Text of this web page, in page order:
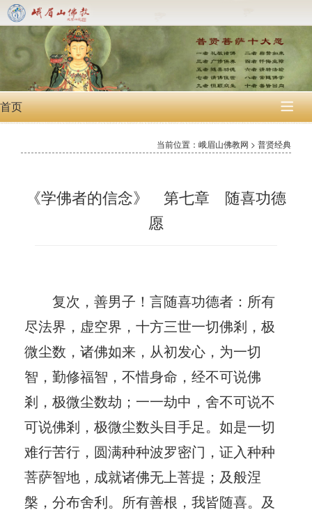
首页 
当前位置：峨眉山佛教网 > 普贤经典
《学佛者的信念》 第七章 随喜功德
愿
复次，善男子！言随喜功德者：所有
尽法界，虚空界，十方三世一切佛剎，极
微尘数，诸佛如来，从初发心，为一切
智，勤修福智，不惜身命，经不可说佛
剎，极微尘数劫；一一劫中，舍不可说不
可说佛剎，极微尘数头目手足。如是一切
难行苦行，圆满种种波罗密门，证入种种
菩萨智地，成就诸佛无上菩提；及般涅
槃，分布舍利。所有善根，我皆随喜。及